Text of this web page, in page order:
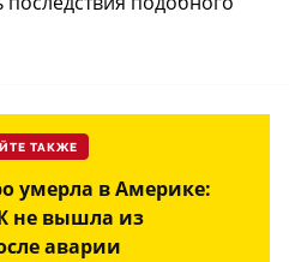
ТАКЖЕ
умерла в Америке:
не вышла из
аварии